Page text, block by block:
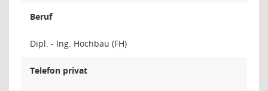
Beruf
Dipl. - Ing. Hochbau (FH)
Telefon privat